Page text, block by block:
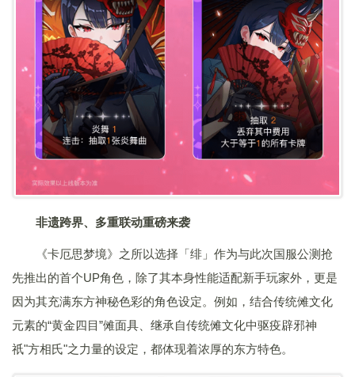
非遗跨界、多重联动重磅来袭
《卡厄思梦境》之所以选择「绯」作为与此次国服公测抢
先推出的首个UP角色，除了其本身性能适配新手玩家外，更是
因为其充满东方神秘色彩的角色设定。例如，结合传统傩文化
元素的“黄金四目”傩面具、继承自传统傩文化中驱疫辟邪神
祇"方相氏"之力量的设定，都体现着浓厚的东方特色。